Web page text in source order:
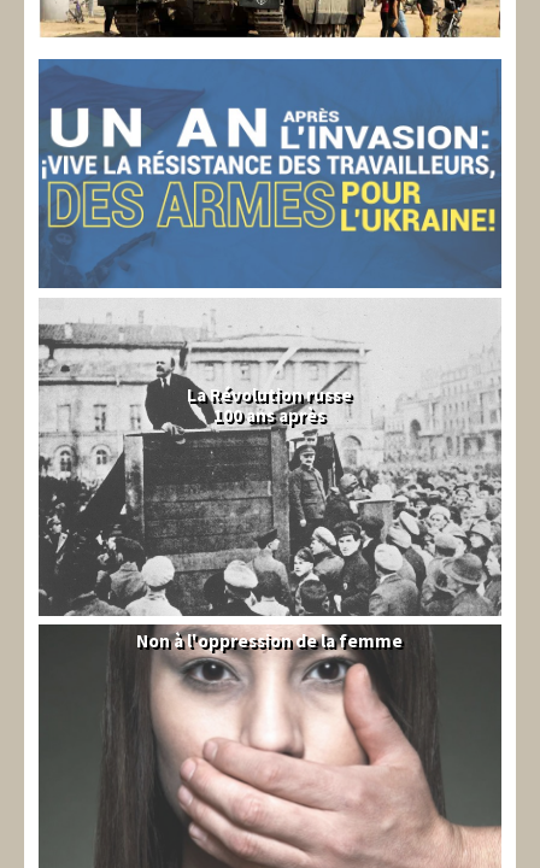
La Révolution russe
100 ans après
Syrie
Non à l'oppression de la femme